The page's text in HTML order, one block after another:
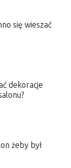
się wieszać
dekoracje
żeby był